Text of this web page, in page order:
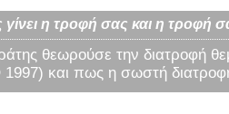
η τροφή σας και η τροφή
θεωρούσε την διατροφή
και πως η σωστή